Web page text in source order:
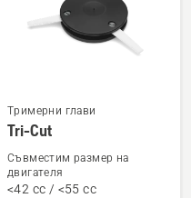
повече
подробности
за
Tri-
Тримерни глави
Tri-Cut
Съвместим размер на
двигателя
<42 cc / <55 cc